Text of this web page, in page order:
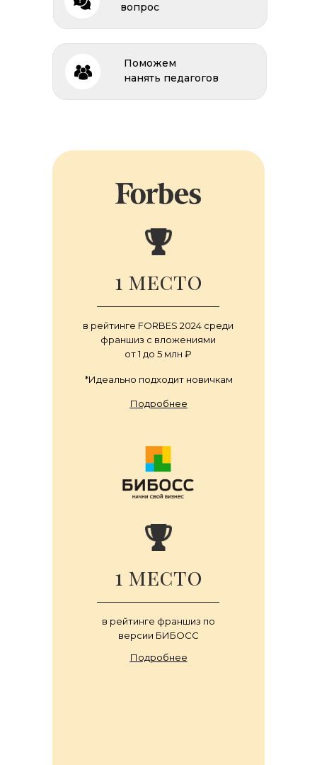
Поможем
нанять педагогов
вопрос
1 место
в рейтинге FORBES 2024 среди
франшиз с вложениями
от 1 до 5 млн ₽
*Идеально подходит новичкам
Подробнее
Подробнее
1 место
в рейтинге франшиз по
версии БИБОСС